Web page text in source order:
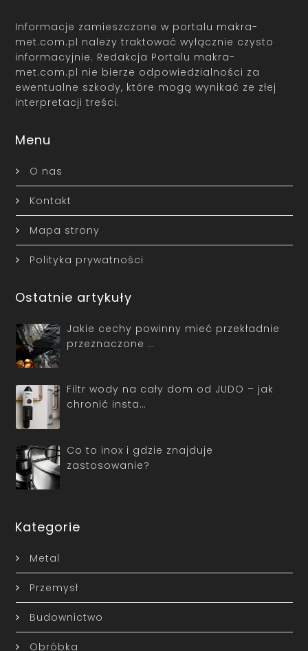
Informacje zamieszczone w portalu makra-
met.com.pl należy traktować wyłącznie czysto
informacyjnie. Redakcja Portalu makra-
met.com.pl nie bierze odpowiedzialności za
ewentualne szkody, które mogą wynikać ze złej
interpretacji treści.
Menu
O nas
Kontakt
Mapa strony
Polityka prywatności
Ostatnie artykuły
Jakie cechy powinny mieć przekładnie
przeznaczone …
Filtr wody na cały dom od JUDO – jak
chronić insta…
Co to inox i gdzie znajduje
zastosowanie?
Kategorie
Metal
Przemysł
Budownictwo
Obróbka